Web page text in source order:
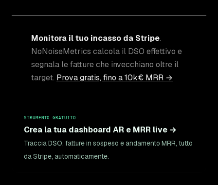
Monitora il tuo incasso da Stripe.
NoNoiseMetrics calcola il DSO effettivo e
segnala le fatture che invecchiano oltre il
target. Prova gratis, fino a 10k€ MRR →
STRUMENTO GRATUITO
Crea la tua dashboard AR e MRR live →
Traccia DSO, fatture in sospeso e andamento MRR, tutto
da Stripe, automaticamente.